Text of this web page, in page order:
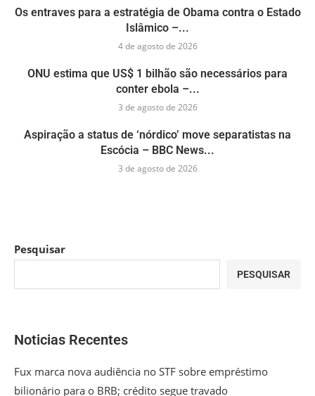
Os entraves para a estratégia de Obama contra o Estado
Islâmico –...
4 de agosto de 2026
ONU estima que US$ 1 bilhão são necessários para
conter ebola –...
3 de agosto de 2026
Aspiração a status de ‘nórdico’ move separatistas na
Escócia – BBC News...
3 de agosto de 2026
Pesquisar
PESQUISAR
Noticias Recentes
Fux marca nova audiência no STF sobre empréstimo
bilionário para o BRB; crédito segue travado